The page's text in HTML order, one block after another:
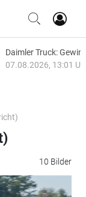
Daimler Truck:
07.08.2026, 13:01
10 Bilder